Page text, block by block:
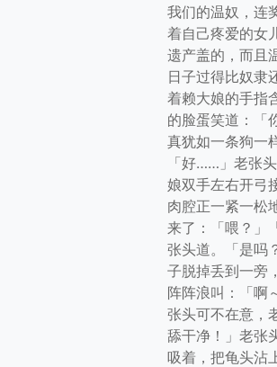
我们的温奴，连
着自己疼爱的女
遗产盖的，而且
日子过得比奴
着赖大娘的手指
的脸蛋笑道：「
真犹如一条狗一
「好……」老张
娘双手左右开弓
肉腔正一紧一松
来了：「喂？」
张头道。「是吗
子脱掉丢到一旁
阵阵浪叫：「啊
张头可不在意，
舔干净！」老张
吸着，把龟头沾